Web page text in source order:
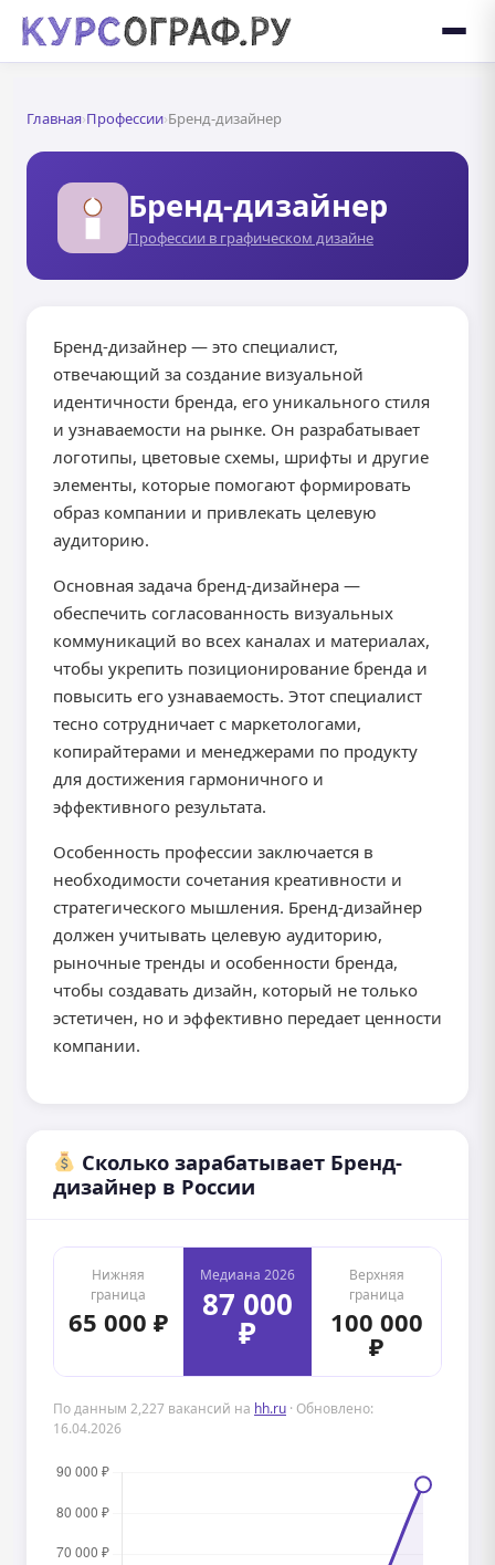
Главная›Профессии›Бренд-дизайнер
Бренд-дизайнер
Профессии в графическом дизайне
Бренд-дизайнер — это специалист,
отвечающий за создание визуальной
идентичности бренда, его уникального стиля
и узнаваемости на рынке. Он разрабатывает
логотипы, цветовые схемы, шрифты и другие
элементы, которые помогают формировать
образ компании и привлекать целевую
аудиторию.
Основная задача бренд-дизайнера —
обеспечить согласованность визуальных
коммуникаций во всех каналах и материалах,
чтобы укрепить позиционирование бренда и
повысить его узнаваемость. Этот специалист
тесно сотрудничает с маркетологами,
копирайтерами и менеджерами по продукту
для достижения гармоничного и
эффективного результата.
Особенность профессии заключается в
необходимости сочетания креативности и
стратегического мышления. Бренд-дизайнер
должен учитывать целевую аудиторию,
рыночные тренды и особенности бренда,
чтобы создавать дизайн, который не только
эстетичен, но и эффективно передает ценности
компании.
Сколько зарабатывает Бренд-
дизайнер в России
Нижняя
граница
65 000 ₽
Медиана 2026
87 000
₽
Верхняя
граница
100 000
₽
По данным 2,227 вакансий на hh.ru · Обновлено:
16.04.2026